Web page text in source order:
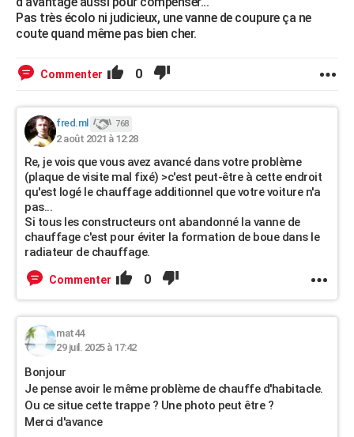
Pas très écolo ni judicieux, une vanne de coupure ça ne
coute quand même pas bien cher.
Commenter 0
fred.ml 768
2 août 2021 à 12:28
Re, je vois que vous avez avancé dans votre problème
(plaque de visite mal fixé) >c'est peut-être à cette endroit
qu'est logé le chauffage additionnel que votre voiture n'a
pas...
Si tous les constructeurs ont abandonné la vanne de
chauffage c'est pour éviter la formation de boue dans le
radiateur de chauffage.
Commenter 0
mat44
29 juil. 2025 à 17:42
Bonjour
Je pense avoir le même problème de chauffe d'habitacle.
Ou ce situe cette trappe ? Une photo peut être ?
Merci d'avance